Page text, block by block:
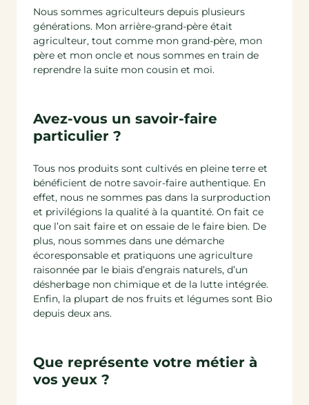
Nous sommes agriculteurs depuis plusieurs
générations. Mon arrière-grand-père était
agriculteur, tout comme mon grand-père, mon
père et mon oncle et nous sommes en train de
reprendre la suite mon cousin et moi.
Avez-vous un savoir-faire
particulier ?
Tous nos produits sont cultivés en pleine terre et
bénéficient de notre savoir-faire authentique. En
effet, nous ne sommes pas dans la surproduction
et privilégions la qualité à la quantité. On fait ce
que l’on sait faire et on essaie de le faire bien. De
plus, nous sommes dans une démarche
écoresponsable et pratiquons une agriculture
raisonnée par le biais d’engrais naturels, d’un
désherbage non chimique et de la lutte intégrée.
Enfin, la plupart de nos fruits et légumes sont Bio
depuis deux ans.
Que représente votre métier à
vos yeux ?